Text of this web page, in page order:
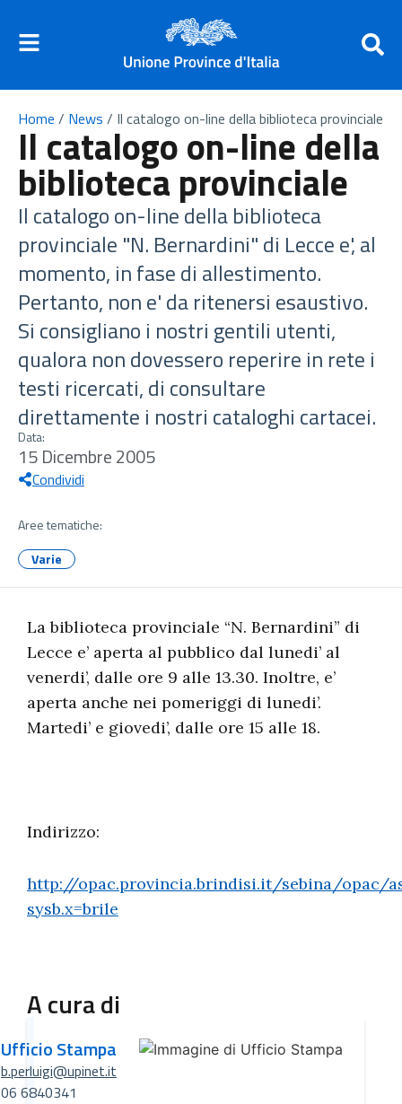
Home / News / Il catalogo on-line della biblioteca provinciale
Il catalogo on-line della
biblioteca provinciale
Il catalogo on-line della biblioteca
provinciale "N. Bernardini" di Lecce e', al
momento, in fase di allestimento.
Pertanto, non e' da ritenersi esaustivo.
Si consigliano i nostri gentili utenti,
qualora non dovessero reperire in rete i
testi ricercati, di consultare
direttamente i nostri cataloghi cartacei.
Data:
15 Dicembre 2005
Condividi
Aree tematiche:
Varie
La biblioteca provinciale “N. Bernardini” di
Lecce e’ aperta al pubblico dal lunedi’ al
venerdi’, dalle ore 9 alle 13.30. Inoltre, e’
aperta anche nei pomeriggi di lunedi’.
Martedi’ e giovedi’, dalle ore 15 alle 18.
Indirizzo:
http://opac.provincia.brindisi.it/sebina/opac/
sysb.x=brile
A cura di
Ufficio Stampa
b.perluigi@upinet.it
06 6840341